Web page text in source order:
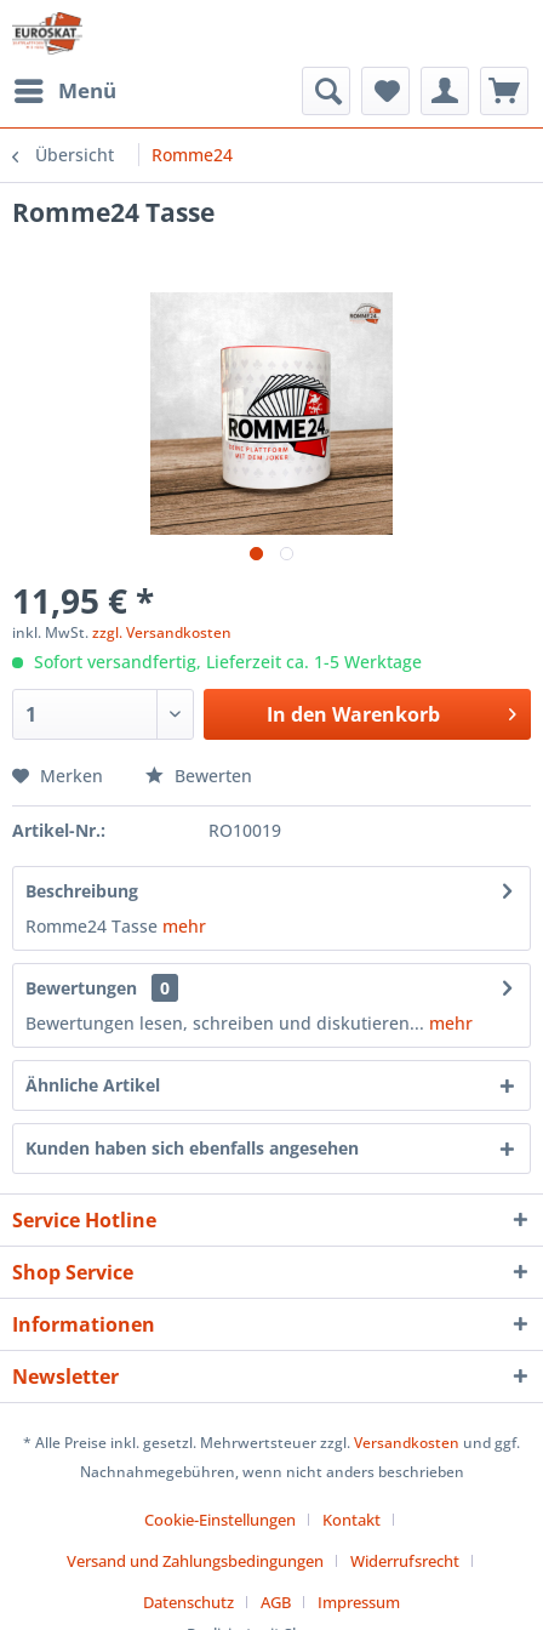
Menü
Übersicht Romme24
Romme24 Tasse
11,95 € *
inkl. MwSt.zzgl. Versandkosten
Sofort versandfertig, Lieferzeit ca. 1-5 Werktage
In den Warenkorb
Merken Bewerten
Artikel-Nr.: RO10019
Beschreibung
Romme24 Tasse mehr
Bewertungen
0
Bewertungen lesen, schreiben und diskutieren... mehr
Ähnliche Artikel
Kunden haben sich ebenfalls angesehen
Service Hotline
Shop Service
Informationen
Newsletter
* Alle Preise inkl. gesetzl. Mehrwertsteuer zzgl.Versandkosten und ggf.
Nachnahmegebühren, wenn nicht anders beschrieben
Cookie-Einstellungen
Kontakt
Versand und Zahlungsbedingungen
Widerrufsrecht
Datenschutz
AGB
Impressum